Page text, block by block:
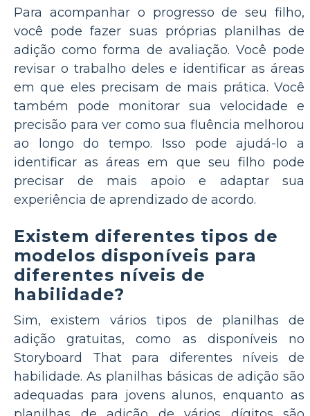
Para acompanhar o progresso de seu filho,
você pode fazer suas próprias planilhas de
adição como forma de avaliação. Você pode
revisar o trabalho deles e identificar as áreas
em que eles precisam de mais prática. Você
também pode monitorar sua velocidade e
precisão para ver como sua fluência melhorou
ao longo do tempo. Isso pode ajudá-lo a
identificar as áreas em que seu filho pode
precisar de mais apoio e adaptar sua
experiência de aprendizado de acordo.
Existem diferentes tipos de
modelos disponíveis para
diferentes níveis de
habilidade?
Sim, existem vários tipos de planilhas de
adição gratuitas, como as disponíveis no
Storyboard That para diferentes níveis de
habilidade. As planilhas básicas de adição são
adequadas para jovens alunos, enquanto as